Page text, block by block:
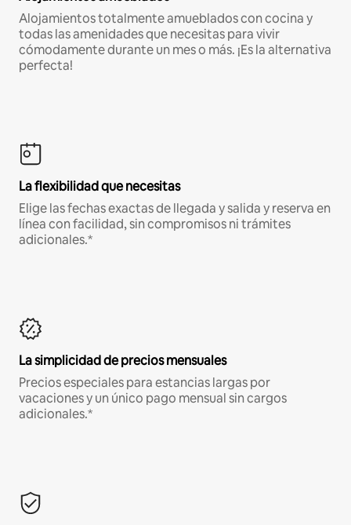
Alojamientos totalmente amueblados con cocina y
todas las amenidades que necesitas para vivir
cómodamente durante un mes o más. ¡Es la alternativa
perfecta!
La flexibilidad que necesitas
Elige las fechas exactas de llegada y salida y reserva en
línea con facilidad, sin compromisos ni trámites
adicionales.*
La simplicidad de precios mensuales
Precios especiales para estancias largas por
vacaciones y un único pago mensual sin cargos
adicionales.*